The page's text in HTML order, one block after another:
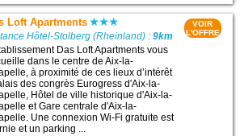
Loft Apartments
Hôtel-Stolberg (Rheinland) :9km
Das Loft Apartments vous
dans le centre de Aix-la-
à proximité de ces lieux d’intérêt
des congrès Eurogress d'Aix-la-
Hôtel de ville historique d'Aix-la-
et Gare centrale d'Aix-la-
Une connexion Wi-Fi gratuite est
et un parking ...
VOIR
L'OFFRE